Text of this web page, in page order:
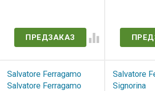
ПРЕДЗАКАЗ
Salvatore Ferragamo
Salvatore Ferragamo
Salvatore
Signorina